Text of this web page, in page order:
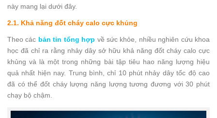
này mang lại dưới đây.
2.1. Khả năng đốt cháy calo cực khủng
Theo các bản tin tổng hợp về sức khỏe, nhiều nghiên cứu khoa
học đã chỉ ra rằng nhảy dây sở hữu khả năng đốt cháy calo cực
khủng và là một trong những bài tập tiêu hao năng lượng hiệu
quả nhất hiện nay. Trung bình, chỉ 10 phút nhảy dây tốc độ cao
đã có thể đốt cháy lượng năng lượng tương đương với 30 phút
chạy bộ chậm.